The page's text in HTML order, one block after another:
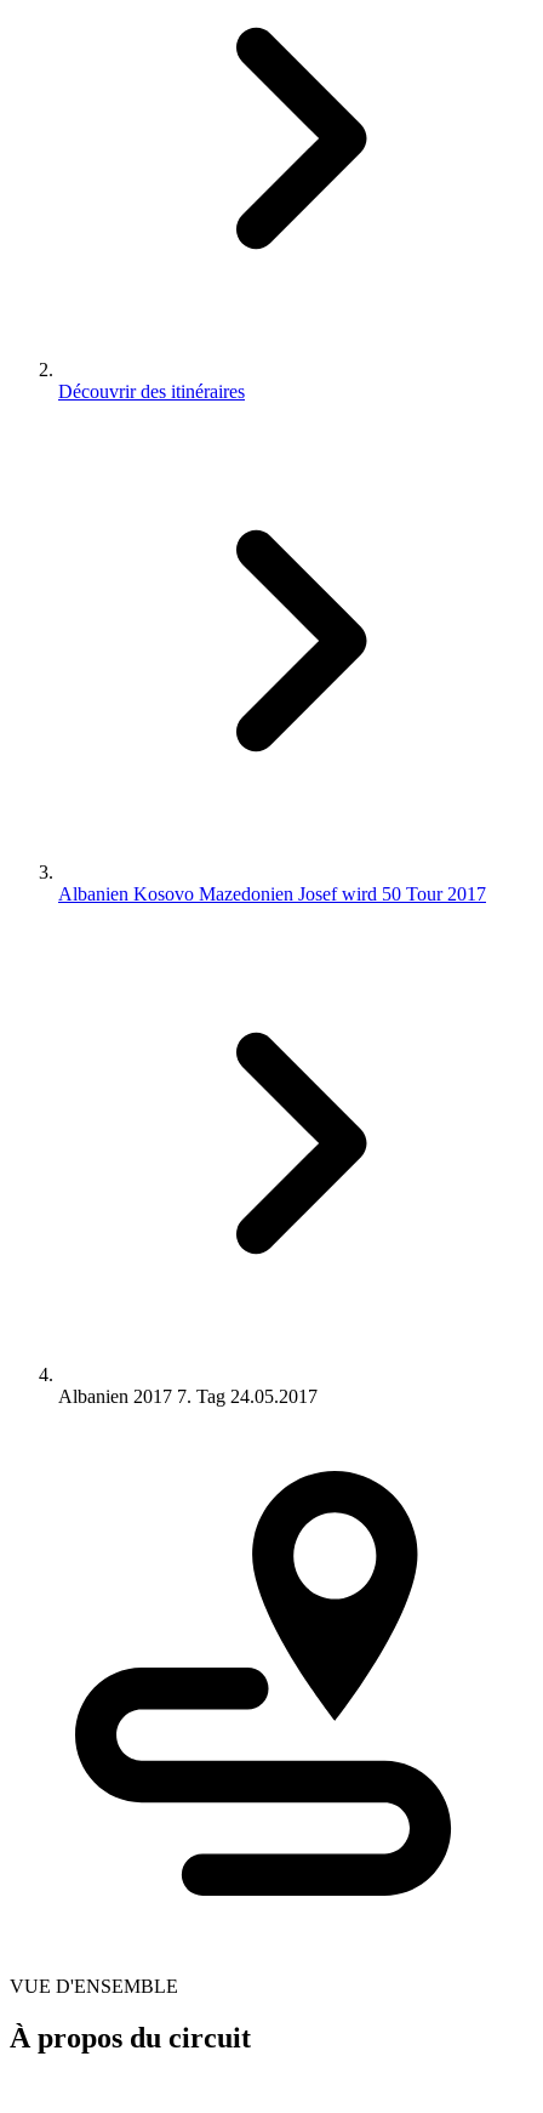
Découvrir des itinéraires
Albanien Kosovo Mazedonien Josef wird 50 Tour 2017
Albanien 2017 7. Tag 24.05.2017
VUE D'ENSEMBLE
À propos du circuit